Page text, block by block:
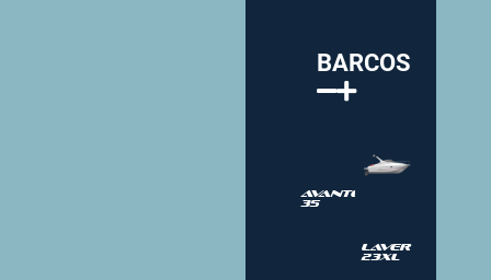
BARCOS
Avantgarde
35
Laver
23XL